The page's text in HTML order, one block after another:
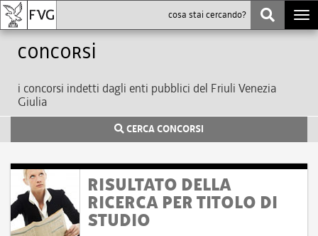
Concorsi
i concorsi indetti dagli enti pubblici del Friuli Venezia
Giulia
CERCA CONCORSI
RISULTATO DELLA
RICERCA PER TITOLO DI
STUDIO